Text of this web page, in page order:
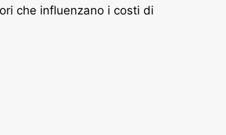
che influenzano i costi di